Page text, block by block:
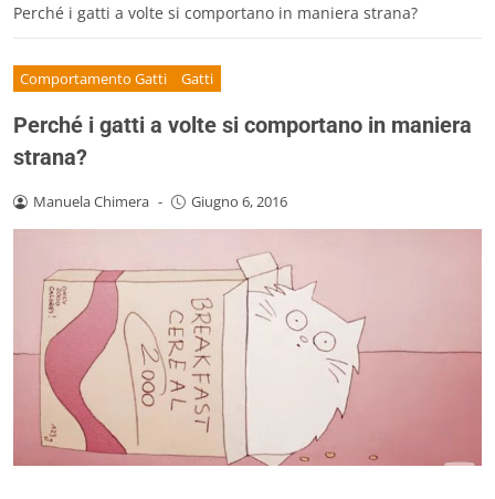
Perché i gatti a volte si comportano in maniera strana?
Comportamento Gatti Gatti
Perché i gatti a volte si comportano in maniera
strana?
Manuela Chimera - Giugno 6, 2016